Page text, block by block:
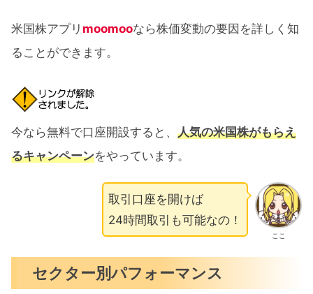
米国株アプリ moomooなら株価変動の要因を詳しく知
ることができます。
今なら無料で口座開設すると、 人気の米国株がもらえ
るキャンペーンをやっています。
ここ
取引口座を開けば
24時間取引も可能なの！
セクター別パフォーマンス